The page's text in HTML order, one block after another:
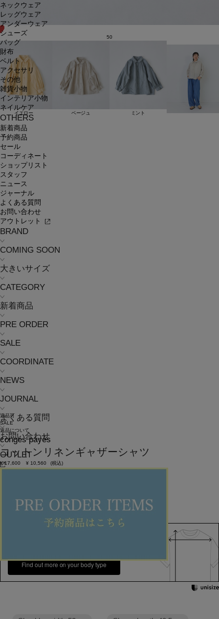
ネックウェア
レッグウェア
アンダーウェア
シューズ
バッグ
財布
ベルト
アクセサリ
その他
雑貨小物
インテリア小物
ネイルケア
OTHERS
新着商品
予約商品
セール
コーディネート
ショップリスト
スタッフ
ニュース
ジャーナル
よくある質問
お問い合わせ
アウトレット
BRAND
COMING SOON
大きいサイズ
CATEGORY
新着商品
PRE ORDER
SALE
COORDINATE
NEWS
JOURNAL
よくある質問
お問い合わせ
OUTLET
50
イエロー ベージュ ミント
返品可
SALE
返品について
congés payés
コットンリネンギャザーシャツ
¥ 17,600 ¥ 10,560
(税込)
96ポイント還元 (BIGIポイント)
返品について
カラー・サイズを選択する
Find out more on your body type